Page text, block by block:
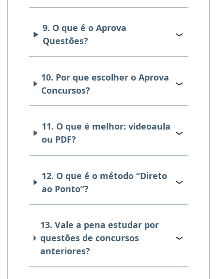
9. O que é o Aprova
Questões?
10. Por que escolher o Aprova
Concursos?
11. O que é melhor: videoaula
ou PDF?
12. O que é o método “Direto
ao Ponto”?
13. Vale a pena estudar por
questões de concursos
anteriores?